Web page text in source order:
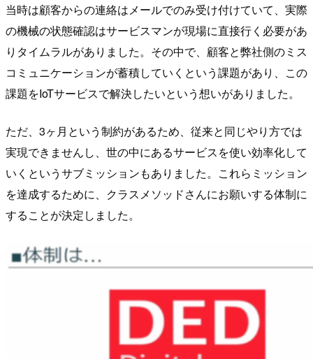
当時は顧客からの連絡はメールでのみ受け付けていて、実際
の機械の状態確認はサービスマンが現場に直接行く必要があ
りタイムラルがありました。その中で、顧客と弊社側のミス
コミュニケーションが蓄積していくという課題があり、この
課題をIoTサービスで解決したいという想いがありました。
ただ、3ヶ月という制約があるため、従来と同じやり方では
実現できませんし、世の中にあるサービスを使い効率化して
いくというサブミッションもありました。これらミッション
を達成するために、クラスメソッドさんにお願いする体制に
することが決定しました。